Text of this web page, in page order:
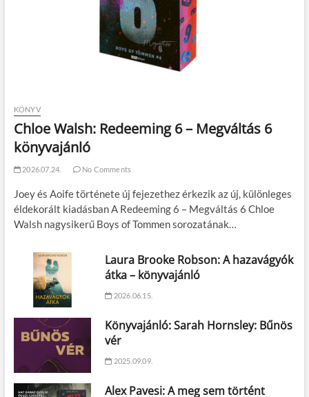
KÖNYV
Chloe Walsh: Redeeming 6 – Megváltás 6
könyvajánló
2026.07.24. No Comments
Joey és Aoife története új fejezethez érkezik az új, különleges
éldekorált kiadásban A Redeeming 6 – Megváltás 6 Chloe
Walsh nagysikerű Boys of Tommen sorozatának…
Laura Brooke Robson: A hazavágyók
átka – könyvajánló
2026.06.15.
Könyvajánló: Sarah Hornsley: Bűnös
vér
2025.09.09.
Alex Pavesi: A meg sem történt